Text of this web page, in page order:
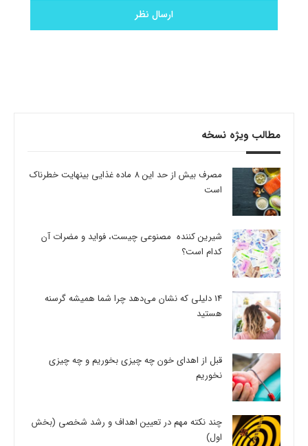
مطالب ویژه نسخه
مصرف بیش از حد این 8 ماده غذایی بینهایت خطرناک
است
شیرین کننده مصنوعی چیست، فواید و مضرات آن
کدام است؟
14 دلیلی که نشان می‌دهد چرا شما همیشه گرسنه
هستید
قبل از اهدای خون چه چیزی بخوریم و چه چیزی
نخوریم
چند نکته مهم در تعیین اهداف و رشد شخصی (بخش
اول)